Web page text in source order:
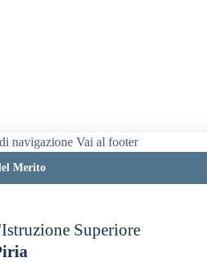
navigazione Vai al footer
Merito
Superiore